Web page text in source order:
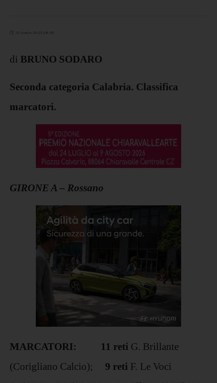
20 marzo 2025 08:48
di BRUNO SODARO
Seconda categoria Calabria. Classifica
marcatori.
GIRONE A – Rossano
MARCATORI: 11 reti G. Brillante
(Corigliano Calcio); 9 reti F. Le Voci